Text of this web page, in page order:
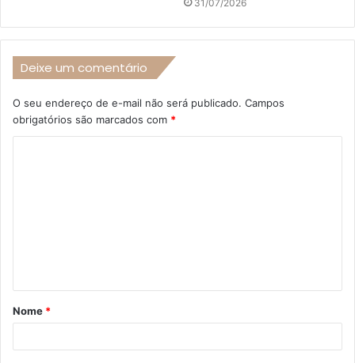
31/07/2026
Deixe um comentário
O seu endereço de e-mail não será publicado. Campos
obrigatórios são marcados com *
á
r
Nome *